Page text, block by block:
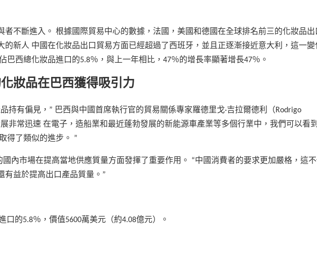
者不斷進入。 根據國際貿易中心的數據，法國，美國和德國在全球排名前三的化妝品出
的新人 中國在化妝品出口貿易方面已經超過了西班牙，並且正逐漸接近意大利，這一變
巴西總化妝品進口的5.8％，與上一年相比，47％的增長率顯著增長47％。
妝品在巴西獲得吸引力
持有偏見，” 巴西與中國首席執行官的貿易關係專家羅德里戈·吉拉爾德利（Rodrigo
非常迅速 在電子，造船業和最近蓬勃發展的新能源車產業等多個行業中，我們可以看
得了類似的進步。 ”
內市場在提高當地供應質量方面發揮了重要作用。 “中國消費者的要求更加嚴格，這
有益於提高出口產品質量。”
的5.8％，價值5600萬美元（約4.08億元）。